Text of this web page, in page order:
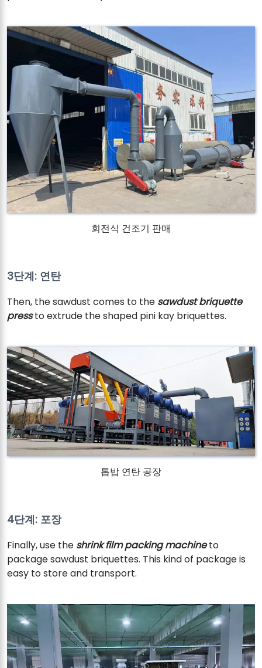
회전식 건조기 판매
3단계: 연탄
Then, the sawdust comes to the sawdust briquette
pressto extrude the shaped pini kay briquettes.
톱밥 연탄 공장
4단계: 포장
Finally, use the shrink film packing machineto
package sawdust briquettes. This kind of package is
easy to store and transport.